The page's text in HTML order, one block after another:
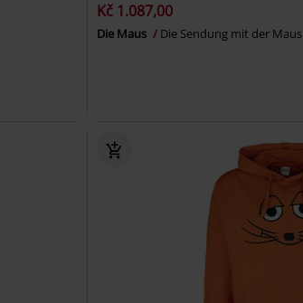
Kč 1.087,00
Die Maus Die Sendung mit der Maus